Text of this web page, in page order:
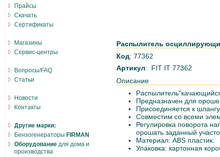
Распылитель
Код: 77362
Артикул: FIT IT 77362
Описание
Предназначен для
Присоединяется к
Совместим со всеми
Регулировка поворота
орошать заданный
Материал: ABS пластик.
Упаковка: картонная
Прайсы
Скачать
Сертификаты
Магазины
Сервис-центры
Вопросы/FAQ
Статьи
Новости
Контакты
Другие марки:
Бензогенераторы FIRMAN
Оборудование для дома и
производства